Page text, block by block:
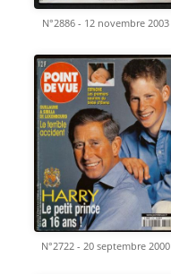
N°2886 - 12 novembre 2003
N°2722 - 20 septembre 2000